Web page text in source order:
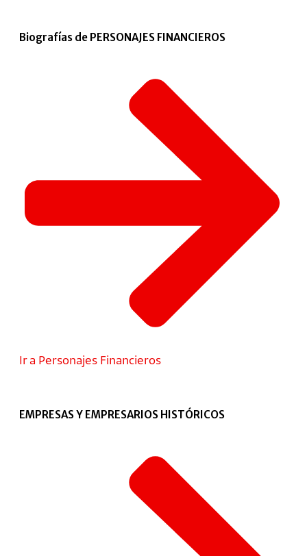
Biografías de PERSONAJES FINANCIEROS
Ir a Personajes Financieros
EMPRESAS Y EMPRESARIOS HISTÓRICOS